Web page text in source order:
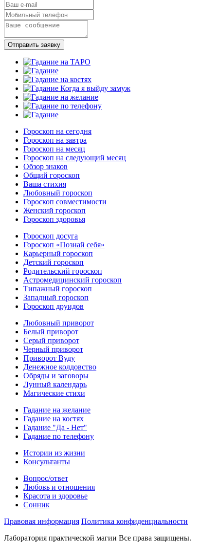
Отправить заявку
Гороскоп на сегодня
Гороскоп на завтра
Гороскоп на месяц
Гороскоп на следующий месяц
Обзор знаков
Общий гороскоп
Ваша стихия
Любовный гороскоп
Гороскоп совместимости
Женский гороскоп
Гороскоп здоровья
Гороскоп досуга
Гороскоп «Познай себя»
Карьерный гороскоп
Детский гороскоп
Родительский гороскоп
Астромедицинский гороскоп
Типажный гороскоп
Западный гороскоп
Гороскоп друидов
Любовный приворот
Белый приворот
Серый приворот
Черный приворот
Приворот Вуду
Денежное колдовство
Обряды и заговоры
Лунный календарь
Магические стихи
Гадание на желание
Гадание на костях
Гадание "Да - Нет"
Гадание по телефону
Истории из жизни
Консультанты
Вопрос/ответ
Любовь и отношения
Красота и здоровье
Сонник
Правовая информация Политика конфиденциальности
Лаборатория практической магии Все права защищены.